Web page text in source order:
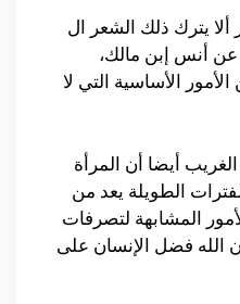
يترك ذلك الشعر ال
حديث عن أنس إبن مالك،
الأساسية التي لا
أيضا أن المرأة
الطويلة يعد من
المشابهة لتصرفات
الله فضل الإنسان على